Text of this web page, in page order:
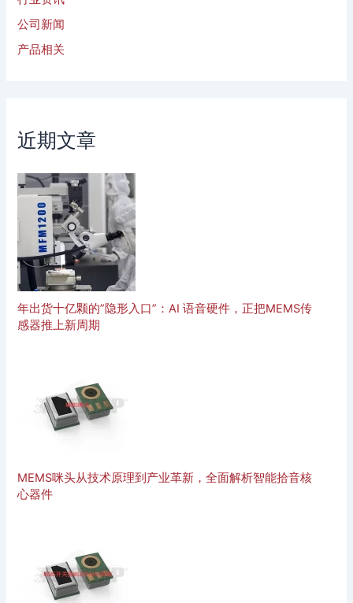
公司新闻
产品相关
近期文章
年出货十亿颗的”隐形入口”：AI 语音硬件，正把MEMS传
感器推上新周期
MEMS咪头从技术原理到产业革新，全面解析智能拾音核
心器件